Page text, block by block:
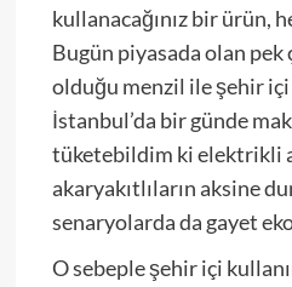
kullanacağınız bir ürün,
Bugün piyasada olan pek
olduğu menzil ile şehir
İstanbul’da bir günde
tüketebildim ki elektrikli
akaryakıtlıların aksine
senaryolarda da gayet
O sebeple şehir içi